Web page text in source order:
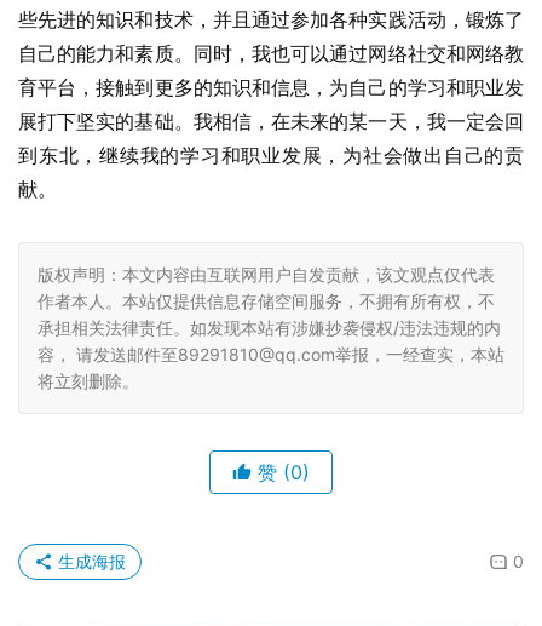
些先进的知识和技术，并且通过参加各种实践活动，锻炼了
自己的能力和素质。同时，我也可以通过网络社交和网络教
育平台，接触到更多的知识和信息，为自己的学习和职业发
展打下坚实的基础。我相信，在未来的某一天，我一定会回
到东北，继续我的学习和职业发展，为社会做出自己的贡
献。
版权声明：本文内容由互联网用户自发贡献，该文观点仅代表
作者本人。本站仅提供信息存储空间服务，不拥有所有权，不
承担相关法律责任。如发现本站有涉嫌抄袭侵权/违法违规的内
容， 请发送邮件至89291810@qq.com举报，一经查实，本站
将立刻删除。
赞 (0)
0
生成海报